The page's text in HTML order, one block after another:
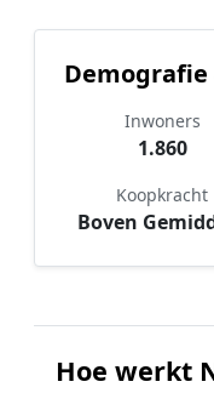
Demografie
Inwoners
1.860
Koopkracht
Boven
Hoe werkt